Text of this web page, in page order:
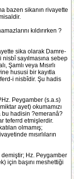
bazen sikanın rivayette
kıldırırken ?
sika olarak Damre-
sayılmasına sebep
Şamlı veya Mısırlı
hususi bir kayıtla
i nisbîdir. Şu hadis
Peygamber (s.a.s)
ayet) okumamızı
bu hadisin ?emeranâ?
teferrd etmişlerdir.
olmamış;
mısırlıların
Hz. Peygamber
için başını meshettiği